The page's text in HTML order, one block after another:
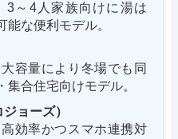
3～4人家族向けに湯は
能な便利モデル。
容量により冬場でも同
合住宅向けモデル。
ョーズ）
効率かつスマホ連携対